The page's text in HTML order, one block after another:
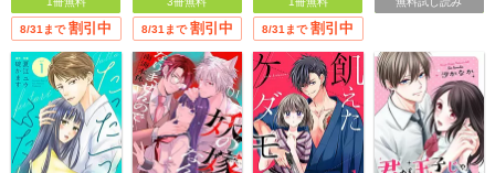
8/31まで 割引中 8/31まで 割引中 8/31まで 割引中